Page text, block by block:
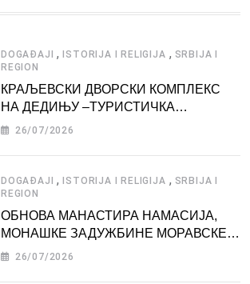
DOGAĐAJI , ISTORIJA I RELIGIJA , SRBIJA I
REGION
КРАЉЕВСКИ ДВОРСКИ КОМПЛЕКС
НА ДЕДИЊУ –ТУРИСТИЧКА
АТРАКЦИЈА
26/07/2026
DOGAĐAJI , ISTORIJA I RELIGIJA , SRBIJA I
REGION
ОБНОВА МАНАСТИРА НАМАСИЈА,
МОНАШКЕ ЗАДУЖБИНЕ МОРАВСКЕ
СРБИЈЕ
26/07/2026